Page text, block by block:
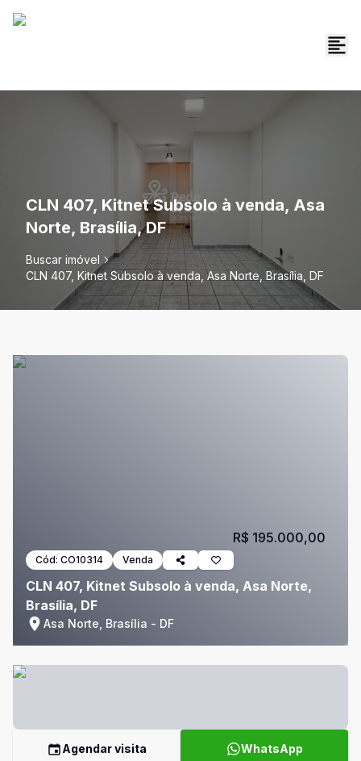
CLN 407, Kitnet Subsolo à venda, Asa
Norte, Brasília, DF
Buscar imóvel
CLN 407, Kitnet Subsolo à venda, Asa Norte, Brasília, DF
Cód: CO10314 Venda
CLN 407, Kitnet Subsolo à venda, Asa Norte,
Brasília, DF
Asa Norte, Brasília - DF
R$ 195.000,00
Agendar visita WhatsApp